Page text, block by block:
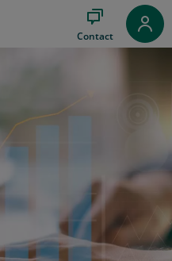
Contact